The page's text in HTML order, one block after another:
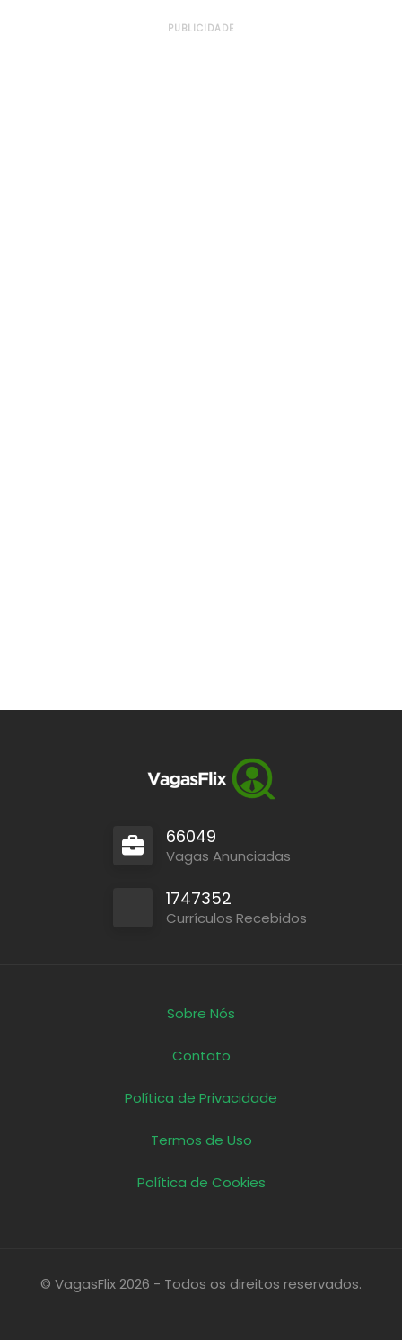
PUBLICIDADE
66049
Vagas Anunciadas
1747352
Currículos Recebidos
Sobre Nós
Contato
Política de Privacidade
Termos de Uso
Política de Cookies
© VagasFlix 2026 - Todos os direitos reservados.